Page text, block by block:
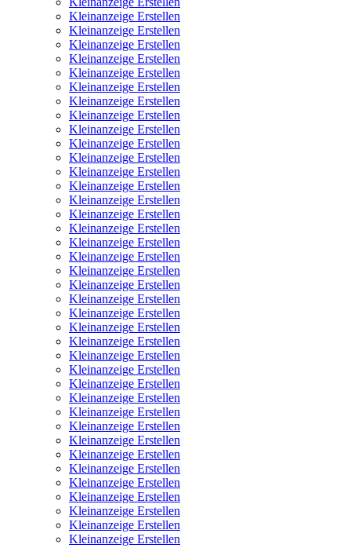
Kleinanzeige Erstellen
Kleinanzeige Erstellen
Kleinanzeige Erstellen
Kleinanzeige Erstellen
Kleinanzeige Erstellen
Kleinanzeige Erstellen
Kleinanzeige Erstellen
Kleinanzeige Erstellen
Kleinanzeige Erstellen
Kleinanzeige Erstellen
Kleinanzeige Erstellen
Kleinanzeige Erstellen
Kleinanzeige Erstellen
Kleinanzeige Erstellen
Kleinanzeige Erstellen
Kleinanzeige Erstellen
Kleinanzeige Erstellen
Kleinanzeige Erstellen
Kleinanzeige Erstellen
Kleinanzeige Erstellen
Kleinanzeige Erstellen
Kleinanzeige Erstellen
Kleinanzeige Erstellen
Kleinanzeige Erstellen
Kleinanzeige Erstellen
Kleinanzeige Erstellen
Kleinanzeige Erstellen
Kleinanzeige Erstellen
Kleinanzeige Erstellen
Kleinanzeige Erstellen
Kleinanzeige Erstellen
Kleinanzeige Erstellen
Kleinanzeige Erstellen
Kleinanzeige Erstellen
Kleinanzeige Erstellen
Kleinanzeige Erstellen
Kleinanzeige Erstellen
Kleinanzeige Erstellen